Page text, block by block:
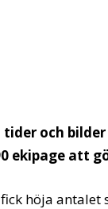
och
ekipage att
fick höja antalet